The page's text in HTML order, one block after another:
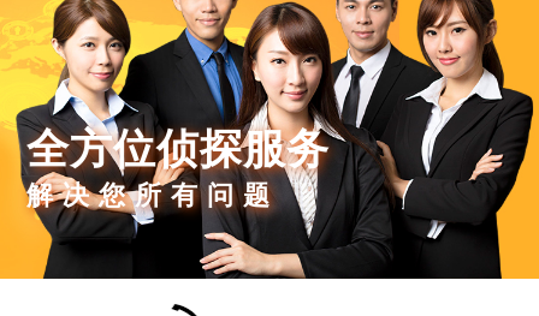
全方位侦探服务
解决您所有问题